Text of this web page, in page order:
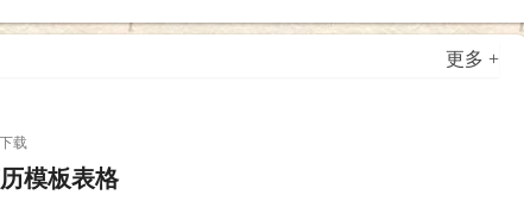
更多 +
载
模板表格